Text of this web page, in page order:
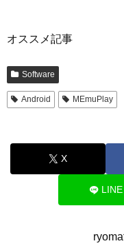
オススメ記事
Software
Android MEmuPlay
X
LINE